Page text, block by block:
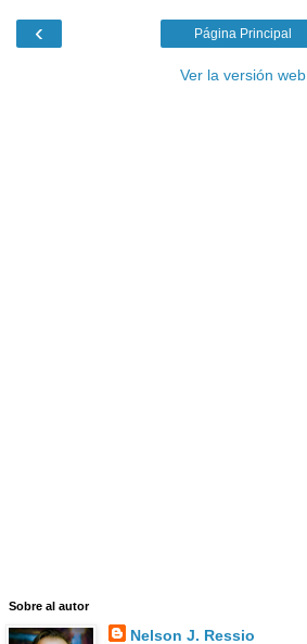
‹ Página Principal
Ver la versión web
Sobre al autor
Nelson J. Ressio